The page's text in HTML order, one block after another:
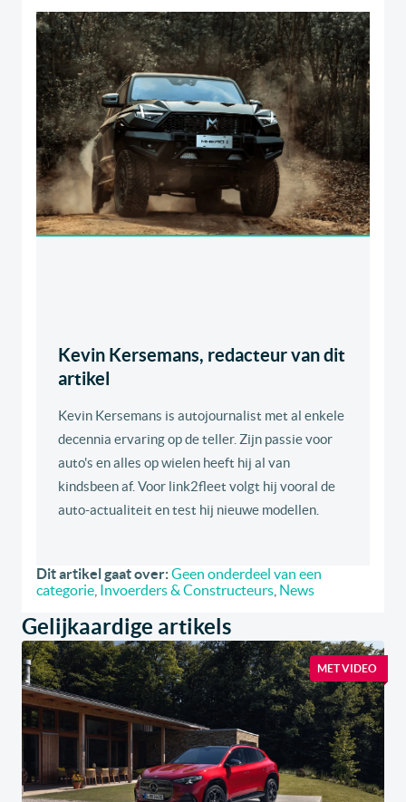
Kevin Kersemans, redacteur van dit
artikel
Kevin Kersemans is autojournalist met al enkele
decennia ervaring op de teller. Zijn passie voor
auto's en alles op wielen heeft hij al van
kindsbeen af. Voor link2fleet volgt hij vooral de
auto-actualiteit en test hij nieuwe modellen.
Dit artikel gaat over:Geen onderdeel van een
categorie
Invoerders & Constructeurs News
Gelijkaardige artikels
MET VIDEO